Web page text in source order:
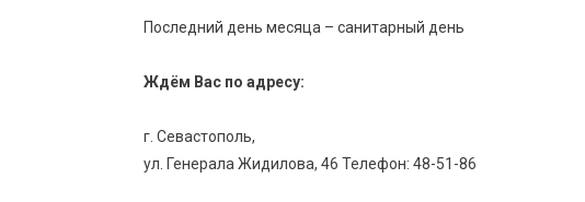
Последний день месяца – санитарный день
Ждём Вас по адресу:
г. Севастополь,
ул. Генерала Жидилова, 46 Телефон: 48-51-86